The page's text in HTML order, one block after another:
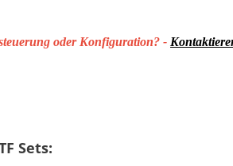
oder Konfiguration? -
Sets: